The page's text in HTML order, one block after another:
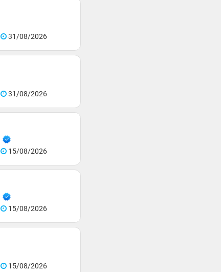
31/08/2026
31/08/2026
15/08/2026
15/08/2026
15/08/2026